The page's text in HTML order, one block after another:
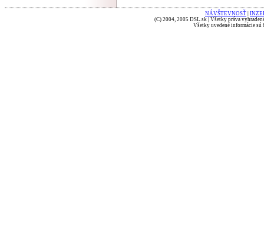
NÁVŠTEVNOSŤ
(C) 2004, 2005 DSL.sk | Všetky práva
Všetky uvedené informácie sú